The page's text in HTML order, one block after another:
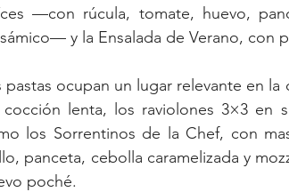
—con rúcula, tomate, huevo,
y la Ensalada de Verano, con
pastas ocupan un lugar relevante en
lenta, los raviolones 3×3 en
los Sorrentinos de la Chef, con
panceta, cebolla caramelizada y
poché.